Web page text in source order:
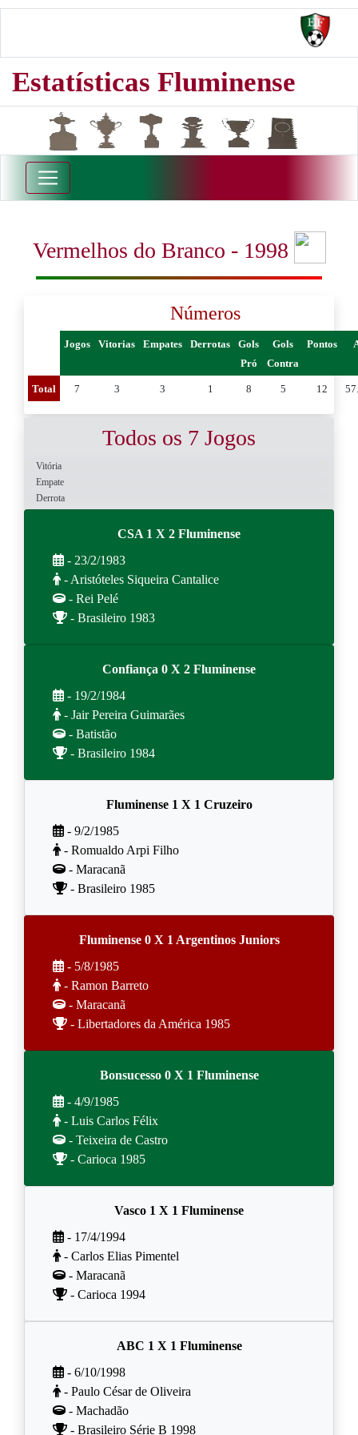
Estatísticas Fluminense
Vermelhos do Branco - 1998
Números
Jogos Vitorias Empates Derrotas
Gols
Pró
Gols
Contra
Pontos
Total 7 3 3 1 8 5 12
Todos os 7 Jogos
Vitória
Empate
Derrota
CSA 1 X 2 Fluminense
- 23/2/1983
- Aristóteles Siqueira Cantalice
- Rei Pelé
- Brasileiro 1983
Confiança 0 X 2 Fluminense
- 19/2/1984
- Jair Pereira Guimarães
- Batistão
- Brasileiro 1984
Fluminense 1 X 1 Cruzeiro
- 9/2/1985
- Romualdo Arpi Filho
- Maracanã
- Brasileiro 1985
Fluminense 0 X 1 Argentinos Juniors
- 5/8/1985
- Ramon Barreto
- Maracanã
- Libertadores da América 1985
Bonsucesso 0 X 1 Fluminense
- 4/9/1985
- Luis Carlos Félix
- Teixeira de Castro
- Carioca 1985
Vasco 1 X 1 Fluminense
- 17/4/1994
- Carlos Elias Pimentel
- Maracanã
- Carioca 1994
ABC 1 X 1 Fluminense
- 6/10/1998
- Paulo César de Oliveira
- Machadão
- Brasileiro Série B 1998